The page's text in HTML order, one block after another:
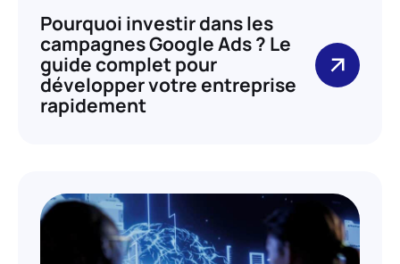
Pourquoi investir dans les
campagnes Google Ads ? Le
guide complet pour
développer votre entreprise
rapidement